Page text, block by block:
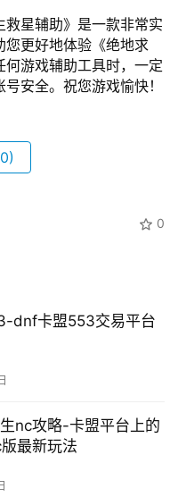
星辅助》是一款非常实
您更好地体验《绝地求
游戏辅助工具时，一定
安全。祝您游戏愉快！
0
dnf卡盟553交易平台
nc攻略-卡盟平台上的
最新玩法